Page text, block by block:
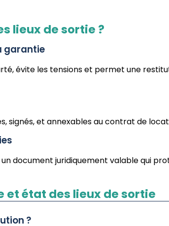
lieux de sortie ?
garantie
évite les tensions et permet une
signés, et annexables au contrat de
document juridiquement valable qui
et état des lieux de sortie
?